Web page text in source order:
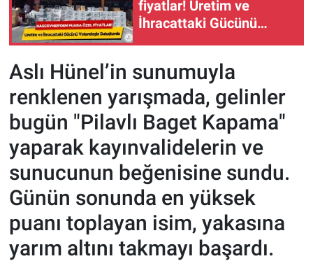
fiyatlar! Üretim ve
İhracattaki Gücünü
Aslı Hünel’in sunumuyla
renklenen yarışmada, gelinler
bugün "Pilavlı Baget Kapama"
yaparak kayınvalidelerin ve
sunucunun beğenisine sundu.
Günün sonunda en yüksek
puanı toplayan isim, yakasına
yarım altını takmayı başardı.